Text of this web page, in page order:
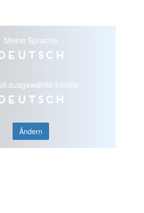
Meine Sprache
ausgewählte Inhalte
Ändern